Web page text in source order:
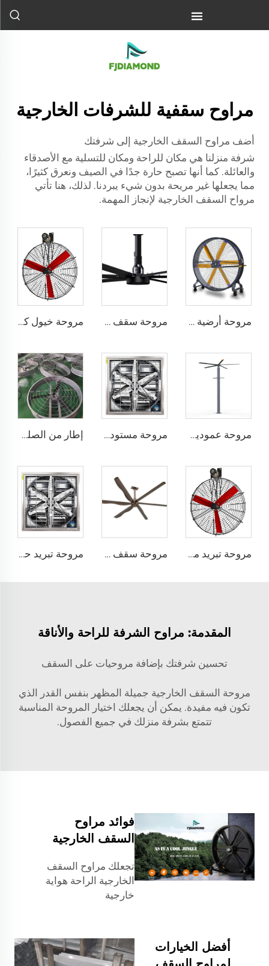
مراوح سقفية للشرفات الخارجية
أضف مراوح السقف الخارجية إلى شرفتك
شرفة منزلنا هي مكان للراحة ومكان للتسلية مع الأصدقاء
والعائلة. كما أنها تصبح حارة جدًا في الصيف ونعرق كثيرًا،
مما يجعلها غير مريحة بدون شيء يبردنا. لذلك، هنا تأتي
مرواح السقف الخارجية لإنجاز المهمة.
مروحة أرضية كبيرة بحجم 2 متر ومحرك PMSM قابل للحركة لمجالات الرياضة مروحة سقف صناعية كبيرة من نوع HVLS بقطر 24 قدم ومزودة بمحرك PMSM IE5 وطاقة AC، مروحة كهربائية بطول 7.3 متر لاستخدامها في مصانع الألبان بجهد 380 فولت مروحة خيول كهربائية مثبتة على الحائط مع محرك 380V لمزارع الأبقار والمحاصيل
مروحة عمودية عملاقة بمحرك Pmsm بطول 12 قدمًا و3.7 مترًا مزودة برذاذ عالي السرعة ومروحة ضباب عمودية مروحة مستودع الأبقار قطرها 1100 ملم معلقة للتهوية والتبريد مع تدفق هواء كبير ومروحة طرد مركزية سلبية للمزارع إطار من الصلب المغلفن مع توربينات من الألمنيوم، حجم هواء كبير وسرعة عالية قطر 950 مم، مروحة مستديرة للحظائر
مروحة تبريد مباشرة من المصنع، شفرات من النيلون، محرك 380 فولت، مناسبة لاستخدامها في مستودعات الألبان، مثبتة على الجدران لتبريد مزارع الأبقار مروحة سقف تجارية فاخرة عالية الكمية ومنخفضة السرعة HVLS مصنوعة من سبيكة الألمنيوم لمطاعم وفنادق، جهد 380V مروحة تبريد حائطية قطرها 1380 ملم لمزارع الأبقار والأغنام والمزارع الداجنة مروحة تهوية مصنعية
المقدمة: مراوح الشرفة للراحة والأناقة
تحسين شرفتك بإضافة مروحيات على السقف
مروحة السقف الخارجية جميلة المظهر بنفس القدر الذي
تكون فيه مفيدة. يمكن أن يجعلك اختيار المروحة المناسبة
تتمتع بشرفة منزلك في جميع الفصول.
فوائد مراوح
السقف الخارجية
تجعلك مراوح السقف
الخارجية الراحة هواية
خارجية
أفضل الخيارات